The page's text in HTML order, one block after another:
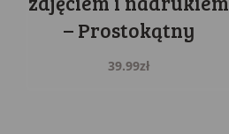
– Prostokątny
39.99zł